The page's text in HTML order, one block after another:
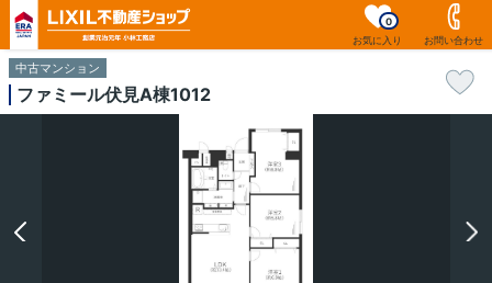
お気に入り
0
お問い合わせ
中古マンション
ファミール伏見A棟1012